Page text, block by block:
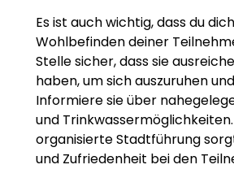
Es ist auch wichtig, dass du
Wohlbefinden deiner
Stelle sicher, dass sie
haben, um sich auszuruhen
Informiere sie über
und
organisierte Stadtführung
und Zufriedenheit bei den